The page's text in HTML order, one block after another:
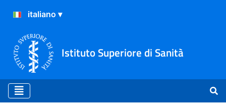
Istituto Superiore di Sanità